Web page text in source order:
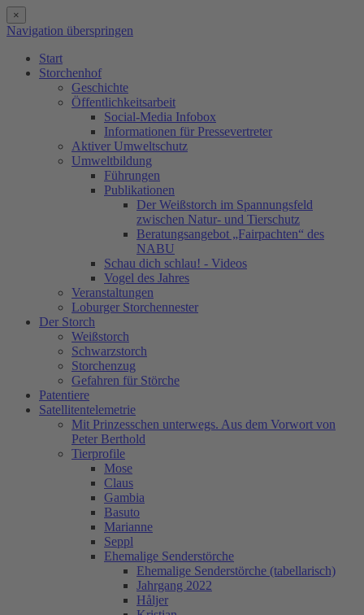
×
Navigation überspringen
Start
Storchenhof
Geschichte
Öffentlichkeitsarbeit
Social-Media Infobox
Informationen für Pressevertreter
Aktiver Umweltschutz
Umweltbildung
Führungen
Publikationen
Der Weißstorch im Spannungsfeld
zwischen Natur- und Tierschutz
Beratungsangebot „Fairpachten“ des
NABU
Schau dich schlau! - Videos
Vogel des Jahres
Veranstaltungen
Loburger Storchennester
Der Storch
Weißstorch
Schwarzstorch
Storchenzug
Gefahren für Störche
Patentiere
Satellitentelemetrie
Mit Prinzesschen unterwegs. Aus dem Vorwort von
Peter Berthold
Tierprofile
Mose
Claus
Gambia
Basuto
Marianne
Seppl
Ehemalige Senderstörche
Ehemalige Senderstörche (tabellarisch)
Jahrgang 2022
Håljer